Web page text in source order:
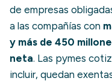
de empresas
a las compañías con
y más de 450
neta. Las pymes
incluir, quedan